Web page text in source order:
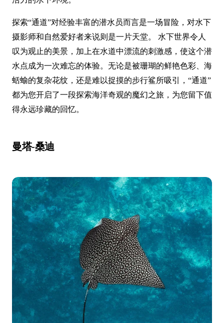
探索“通道”对经验丰富的潜水员而言是一场冒险，对水下
摄影师和自然爱好者来说则是一片天堂。 水下世界令人
叹为观止的美景，加上在水道中漂流的刺激感，使这个潜
水点成为一次难忘的体验。无论是被珊瑚的鲜艳色彩、海
蛞蝓的复杂花纹，还是难以捉摸的步行鲨所吸引，“通道”
都为您开启了一段探索海洋奇观的魔幻之旅，为您留下值
得永远珍藏的回忆。
曼塔-桑迪